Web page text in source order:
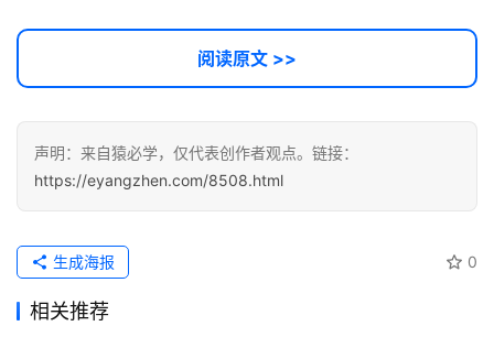
接
阅读原文 >>
声明：来自猿必学，仅代表创作者观点。链接：
https://eyangzhen.com/8508.html
0
生成海报
相关推荐